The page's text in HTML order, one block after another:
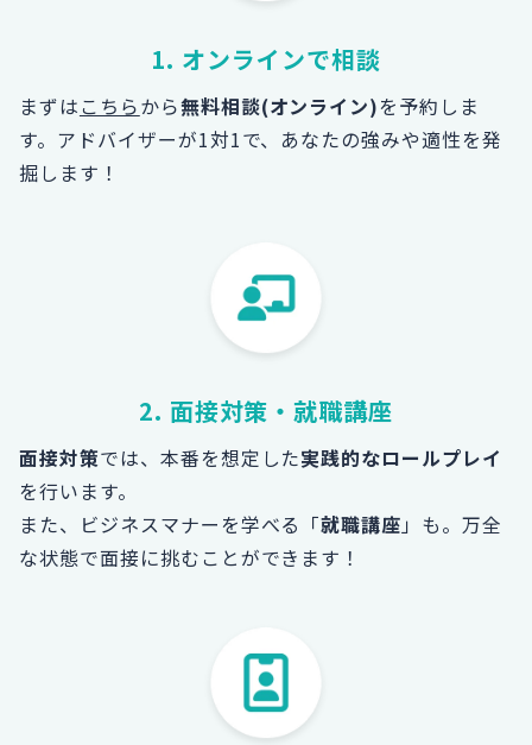
1. オンラインで相談
まずは こちらから無料相談(オンライン)を予約しま
す。 アドバイザーが1対1で、あなたの強みや適性を発
掘します！
2. 面接対策・就職講座
面接対策では、本番を想定した実践的なロールプレイ
を行います。
また、ビジネスマナーを学べる「就職講座 」も。万全
な状態で面接に挑むことができます！